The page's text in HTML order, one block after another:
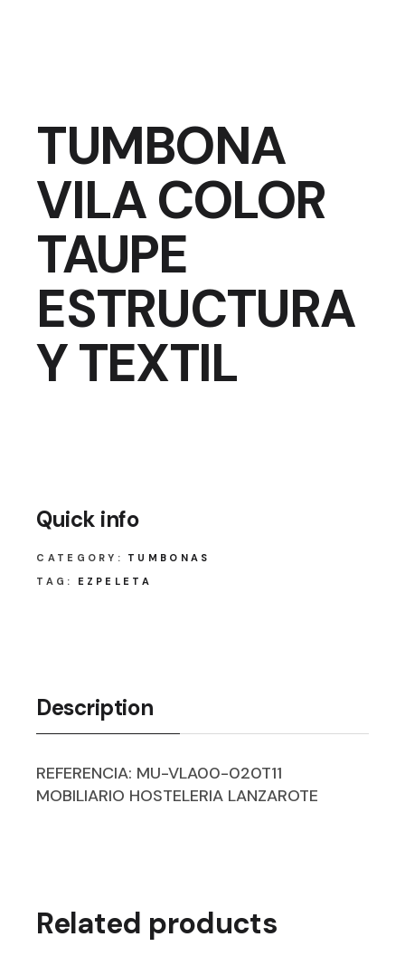
TUMBONA
VILA COLOR
TAUPE
ESTRUCTURA
Y TEXTIL
Quick info
CATEGORY:
TUMBONAS
TAG:
EZPELETA
Description
REFERENCIA: MU-VLA00-020T11
MOBILIARIO HOSTELERIA LANZAROTE
Related products